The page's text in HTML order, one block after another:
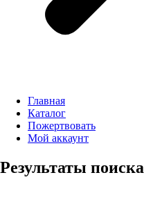
Главная
Каталог
Пожертвовать
Мой аккаунт
Результаты поиска